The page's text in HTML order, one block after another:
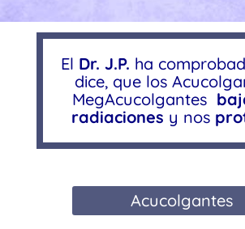
El Dr. J.P. ha
dice, que los
MegAcucolgantes
radiaciones y nos
Acucolgantes